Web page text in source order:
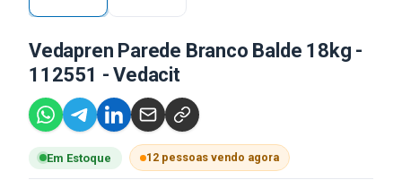
Vedapren Parede Branco Balde 18kg -
112551 - Vedacit
Em Estoque 12 pessoas vendo agora